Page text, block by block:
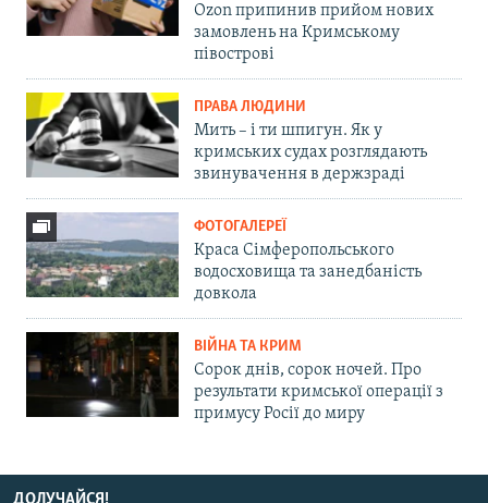
Ozon припинив прийом нових
замовлень на Кримському
півострові
ПРАВА ЛЮДИНИ
Мить – і ти шпигун. Як у
кримських судах розглядають
звинувачення в держзраді
ФОТОГАЛЕРЕЇ
Краса Сімферопольського
водосховища та занедбаність
довкола
ВІЙНА ТА КРИМ
Сорок днів, сорок ночей. Про
результати кримської операції з
примусу Росії до миру
ДОЛУЧАЙСЯ!